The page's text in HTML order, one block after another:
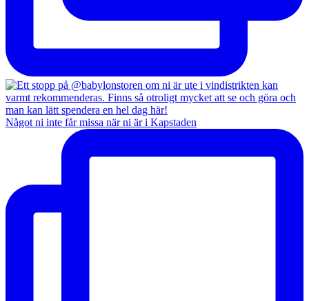
Något ni inte får missa när ni är i Kapstaden